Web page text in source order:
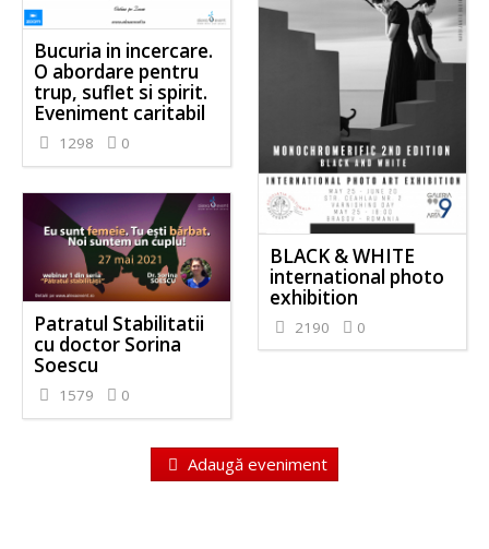
Bucuria in incercare.
O abordare pentru
trup, suflet si spirit.
Eveniment caritabil
1298 0
BLACK & WHITE
international photo
exhibition
2190 0
Patratul Stabilitatii
cu doctor Sorina
Soescu
1579 0
Adaugă eveniment